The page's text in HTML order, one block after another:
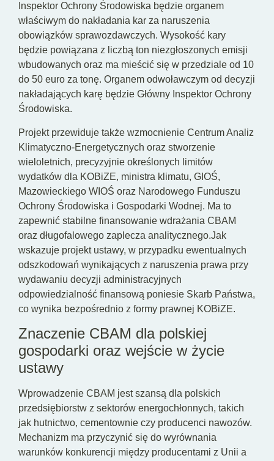
Inspektor Ochrony Środowiska będzie organem
właściwym do nakładania kar za naruszenia
obowiązków sprawozdawczych. Wysokość kary
będzie powiązana z liczbą ton niezgłoszonych emisji
wbudowanych oraz ma mieścić się w przedziale od 10
do 50 euro za tonę. Organem odwoławczym od decyzji
nakładających karę będzie Główny Inspektor Ochrony
Środowiska.
Projekt przewiduje także wzmocnienie Centrum Analiz
Klimatyczno-Energetycznych oraz stworzenie
wieloletnich, precyzyjnie określonych limitów
wydatków dla KOBiZE, ministra klimatu, GIOŚ,
Mazowieckiego WIOŚ oraz Narodowego Funduszu
Ochrony Środowiska i Gospodarki Wodnej. Ma to
zapewnić stabilne finansowanie wdrażania CBAM
oraz długofalowego zaplecza analitycznego.Jak
wskazuje projekt ustawy, w przypadku ewentualnych
odszkodowań wynikających z naruszenia prawa przy
wydawaniu decyzji administracyjnych
odpowiedzialność finansową poniesie Skarb Państwa,
co wynika bezpośrednio z formy prawnej KOBiZE.
Znaczenie CBAM dla polskiej
gospodarki oraz wejście w życie
ustawy
Wprowadzenie CBAM jest szansą dla polskich
przedsiębiorstw z sektorów energochłonnych, takich
jak hutnictwo, cementownie czy producenci nawozów.
Mechanizm ma przyczynić się do wyrównania
warunków konkurencji między producentami z Unii a